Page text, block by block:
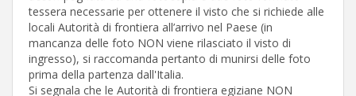
tessera necessarie per ottenere il visto che si richiede alle
locali Autorità di frontiera all’arrivo nel Paese (in
mancanza delle foto NON viene rilasciato il visto di
ingresso), si raccomanda pertanto di munirsi delle foto
prima della partenza dall'Italia.
Si segnala che le Autorità di frontiera egiziane NON